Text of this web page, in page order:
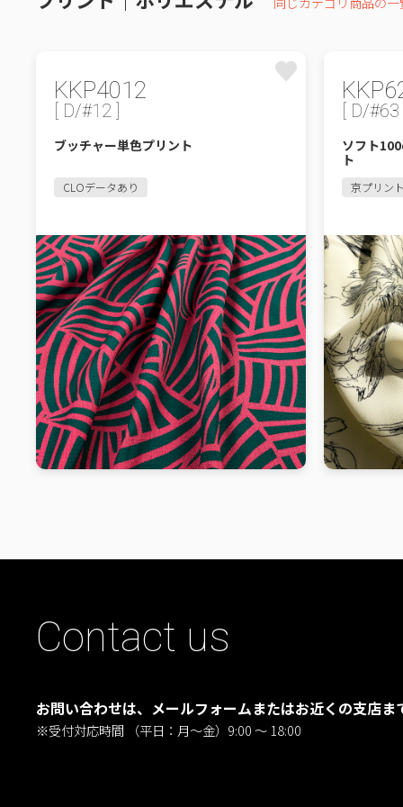
KKP4012
[ D/#12 ]
ブッチャー単色プリント
CLOデータあり
[ D/#63 ]
ソフト
ト
京プリント
Contact us
お問い合わせは、メールフォームまたはお近くの支店ま
※受付対応時間 （平日：月〜金）9:00 ～ 18:00